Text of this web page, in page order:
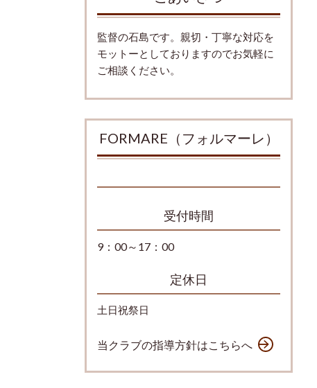
監督の石島です。親切・丁寧な対応を
モットーとしておりますのでお気軽に
ご相談ください。
FORMARE（フォルマーレ）
受付時間
9：00～17：00
定休日
土日祝祭日
当クラブの指導方針はこちらへ